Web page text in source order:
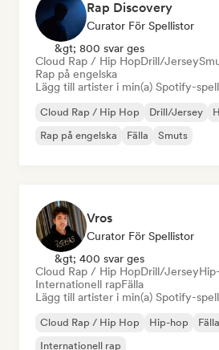
Rap Discovery
Curator För Spellistor
&gt; 800 svar ges
Cloud Rap / Hip HopDrill/Jersey
Rap på engelska
Lägg till artister i min(a) Spotify-
Cloud Rap / Hip Hop Drill/Jersey
Rap på engelska
Fälla Smuts
Vros
Curator För Spellistor
&gt; 400 svar ges
Cloud Rap / Hip HopDrill/Jersey
Internationell rapFälla
Lägg till artister i min(a) Spotify-
Cloud Rap / Hip Hop Hip-hop Fälla
Internationell rap